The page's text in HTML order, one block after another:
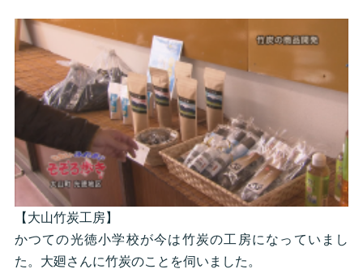
【大山竹炭工房】
かつての光徳小学校が今は竹炭の工房になっていまし
た。大廻さんに竹炭のことを伺いました。